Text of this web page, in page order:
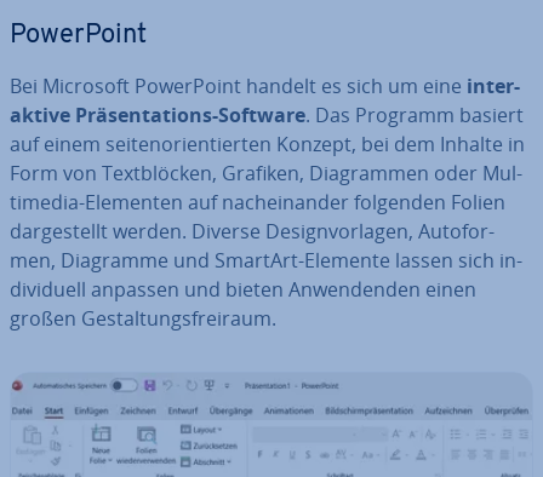
Power­Point
Bei Microsoft Power­Point handelt es sich um eine in­ter­
ak­ti­ve Prä­sen­ta­ti­ons-Software. Das Programm basiert
auf einem sei­ten­ori­en­tier­ten Konzept, bei dem Inhalte in
Form von Text­blö­cken, Grafiken, Dia­gram­men oder Mul­
ti­me­dia-Elementen auf nach­ein­an­der folgenden Folien
dar­ge­stellt werden. Diverse De­sign­vor­la­gen, Au­to­for­
men, Diagramme und SmartArt-Elemente lassen sich in­
di­vi­du­ell anpassen und bieten An­wen­den­den einen
großen Ge­stal­tungs­frei­raum.